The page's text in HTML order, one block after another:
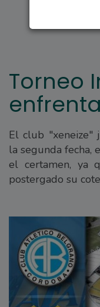
Torneo
El club "xeneize"
la segunda fecha,
el certamen, ya
postergado su